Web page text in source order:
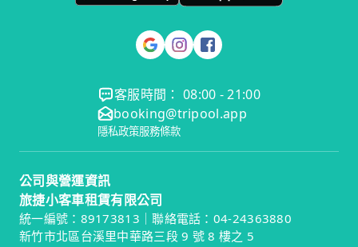
客服時間： 08:00 - 21:00
booking@tripool.app
隱私政策服務條款
公司與營運資訊
旅捷小客車租賃有限公司
統一編號：89173813｜聯絡電話：04-24363880
新竹市北區台溪里中華路三段 9 號 8 樓之 5